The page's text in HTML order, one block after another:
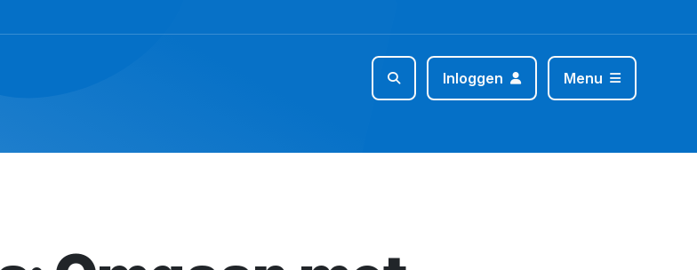
Inloggen Menu